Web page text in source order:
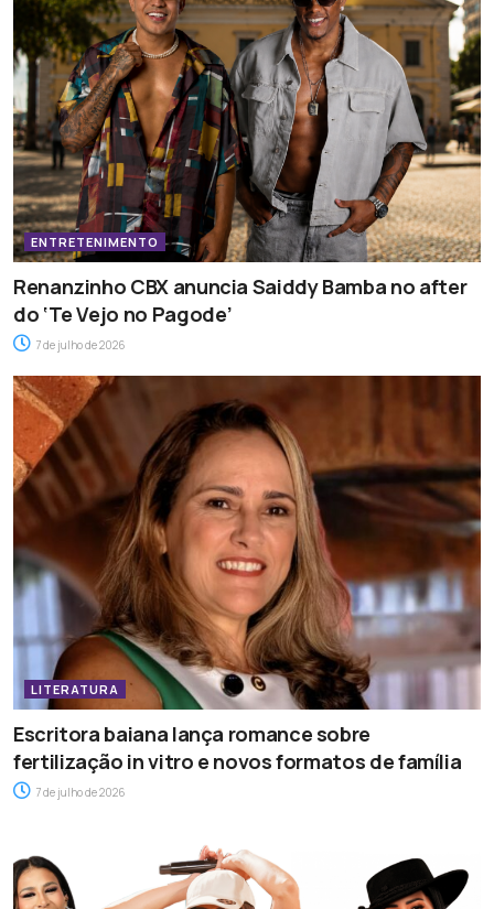
ENTRETENIMENTO
Renanzinho CBX anuncia Saiddy Bamba no after
do ‘Te Vejo no Pagode’
7 de julho de 2026
LITERATURA
Escritora baiana lança romance sobre
fertilização in vitro e novos formatos de família
7 de julho de 2026